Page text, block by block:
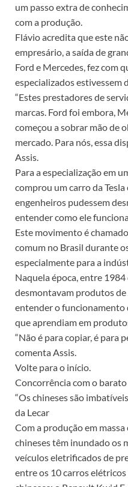
um passo extra de
com a produção.
Flávio acredita que este
empresário, a saída de
Ford e Mercedes, fez com
especializados estivessem
“Estes prestadores de
marcas. Ford foi embora,
começou a sobrar mão de
mercado. Para nós, essa
Assis.
Para a especialização em
comprou um carro da
engenheiros pudessem
entender como ele
Este movimento é
comum no Brasil durante
especialmente para a
Naquela época, entre
desmontavam produtos de
entender o funcionamento
que aprendiam em
“Não é para copiar, é para
comenta Assis.
Volte para o início.
Concorrência com o
“Os chineses são
da Lecar
Com a produção em
chineses têm inundado os
veículos eletrificados de
entre os 10 carros